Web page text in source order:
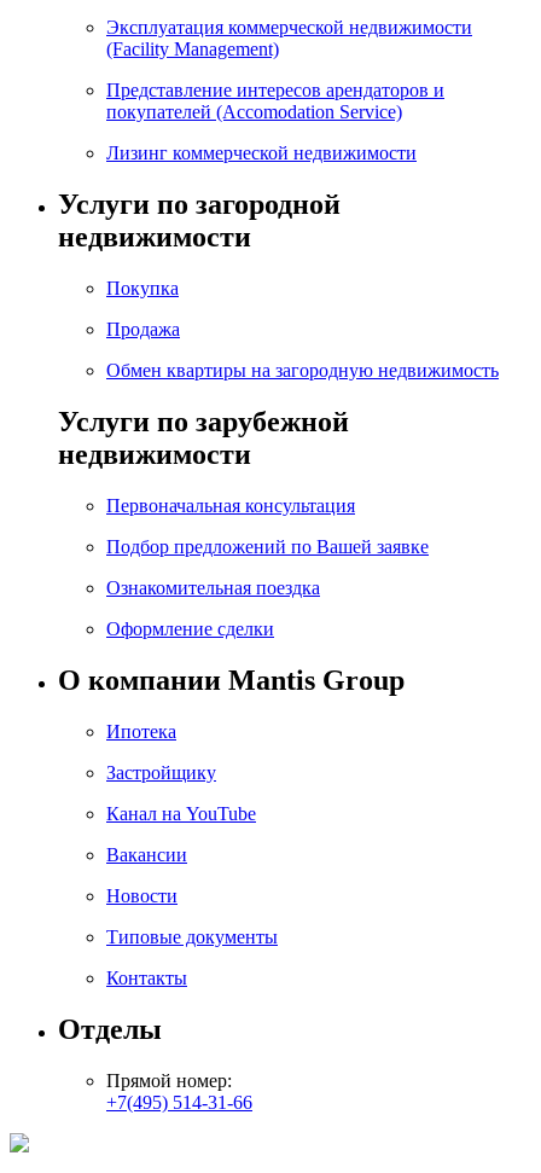
Эксплуатация коммерческой недвижимости
(Facility Management)
Представление интересов арендаторов и
покупателей (Accomodation Service)
Лизинг коммерческой недвижимости
Услуги по загородной
недвижимости
Покупка
Продажа
Обмен квартиры на загородную недвижимость
Услуги по зарубежной
недвижимости
Первоначальная консультация
Подбор предложений по Вашей заявке
Ознакомительная поездка
Оформление сделки
О компании Mantis Group
Ипотека
Застройщику
Канал на YouTube
Вакансии
Новости
Типовые документы
Контакты
Отделы
Прямой номер:
+7(495) 514-31-66